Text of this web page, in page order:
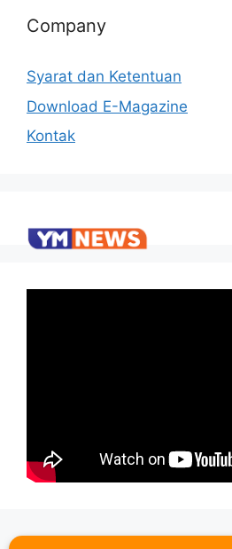
Company
Syarat dan Ketentuan
Download E-Magazine
Kontak